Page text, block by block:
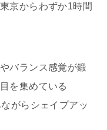
京からわずか1時間
バランス感覚が鍛
を集めている
がらシェイプアッ